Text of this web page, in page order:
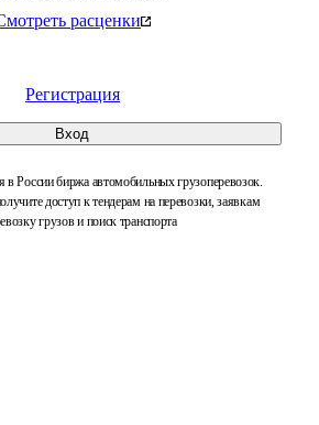
расценки
Регистрация
Вход
России биржа автомобильных грузоперевозок.
доступ к тендерам на перевозки, заявкам
грузов и поиск транспорта